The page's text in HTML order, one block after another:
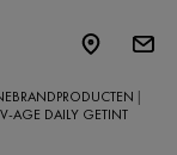
AGE DAILY GETINT